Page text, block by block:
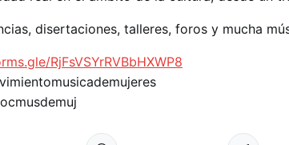
disertaciones, talleres, foros y mucha
RjFsVSYrRVBbHXWP8